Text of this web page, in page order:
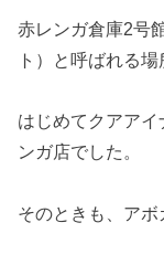
赤レンガ倉庫2号
ト）と呼ばれる場
はじめてクアア
ンガ店でした。
そのときも、アボ